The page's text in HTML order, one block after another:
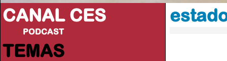
CANAL CES
PODCAST
TEMAS